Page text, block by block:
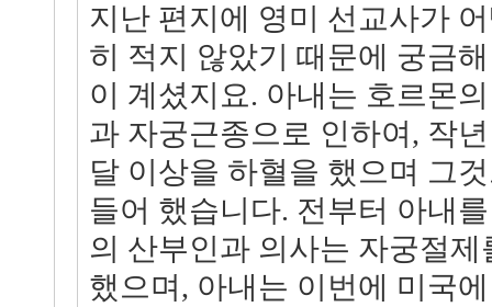
지난 편지에 영미 선교사가
히 적지 않았기 때문에 궁금
이 계셨지요. 아내는 호르몬
과 자궁근종으로 인하여, 작
달 이상을 하혈을 했으며 그
들어 했습니다. 전부터 아내
의 산부인과 의사는 자궁절
했으며, 아내는 이번에 미국